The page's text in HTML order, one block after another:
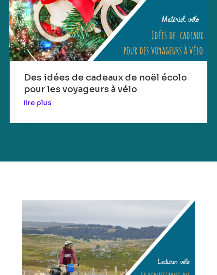
Des idées de cadeaux de noël écolo
pour les voyageurs à vélo
lire plus